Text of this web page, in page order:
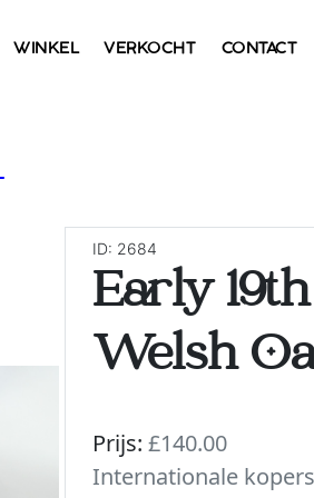
WINKEL VERKOCHT CONTACT
ID: 2684
Early
Welsh
Prijs: £140.00
Internationale